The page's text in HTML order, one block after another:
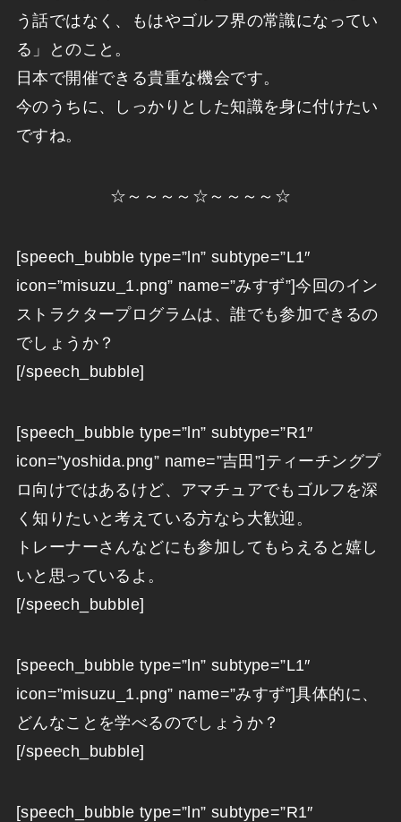
う話ではなく、もはやゴルフ界の常識になってい
る」とのこと。
日本で開催できる貴重な機会です。
今のうちに、しっかりとした知識を身に付けたい
ですね。
☆～～～～☆～～～～☆
[speech_bubble type=”ln” subtype=”L1″
icon=”misuzu_1.png” name=”みすず”]今回のイン
ストラクタープログラムは、誰でも参加できるの
でしょうか？
[/speech_bubble]
[speech_bubble type=”ln” subtype=”R1″
icon=”yoshida.png” name=”吉田”]ティーチングプ
ロ向けではあるけど、アマチュアでもゴルフを深
く知りたいと考えている方なら大歓迎。
トレーナーさんなどにも参加してもらえると嬉し
いと思っているよ。
[/speech_bubble]
[speech_bubble type=”ln” subtype=”L1″
icon=”misuzu_1.png” name=”みすず”]具体的に、
どんなことを学べるのでしょうか？
[/speech_bubble]
[speech_bubble type=”ln” subtype=”R1″